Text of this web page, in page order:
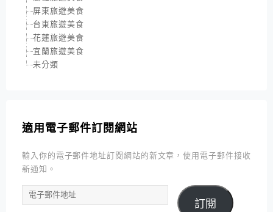
屏東旅遊美食
台東旅遊美食
花蓮旅遊美食
宜蘭旅遊美食
未分類
適用電子郵件訂閱網站
輸入你的電子郵件地址訂閱網站的新文章，使用電子郵件接收
新通知。
電
子
訂閱